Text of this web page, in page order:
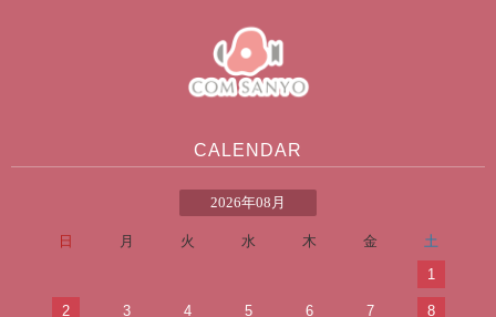
CALENDAR
2026年08月
日 月 火 水 木 金
土
1
2 3 4 5 6 7 8